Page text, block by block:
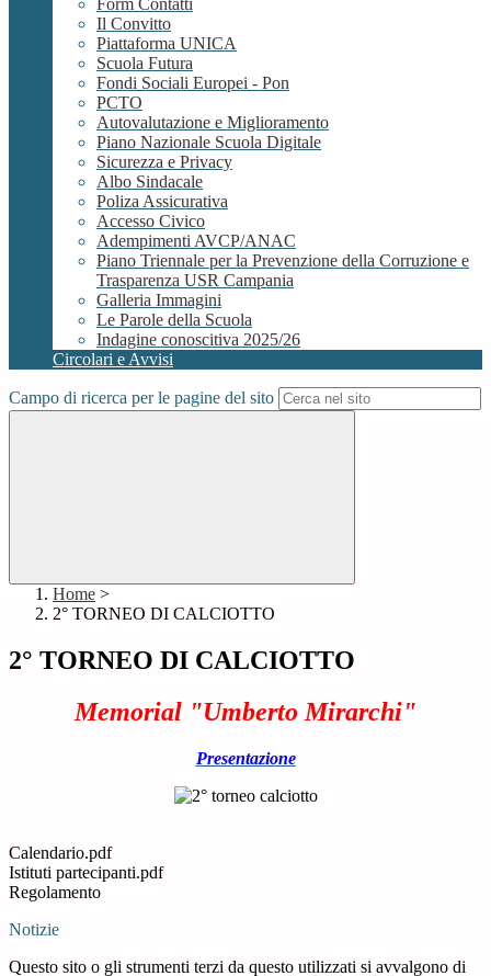
Form Contatti
Il Convitto
Piattaforma UNICA
Scuola Futura
Fondi Sociali Europei - Pon
PCTO
Autovalutazione e Miglioramento
Piano Nazionale Scuola Digitale
Sicurezza e Privacy
Albo Sindacale
Poliza Assicurativa
Accesso Civico
Adempimenti AVCP/ANAC
Piano Triennale per la Prevenzione della Corruzione e
Trasparenza USR Campania
Galleria Immagini
Le Parole della Scuola
Indagine conoscitiva 2025/26
Circolari e Avvisi
Campo di ricerca per le pagine del sito
Home >
2° TORNEO DI CALCIOTTO
2° TORNEO DI CALCIOTTO
Memorial "Umberto Mirarchi"
Presentazione
Calendario.pdf
Istituti partecipanti.pdf
Regolamento
Notizie
Questo sito o gli strumenti terzi da questo utilizzati si avvalgono di